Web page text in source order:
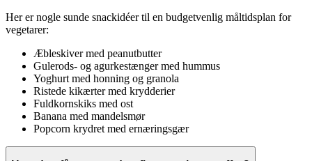
Her er nogle sunde snackidéer til en budgetvenlig måltidsplan for
vegetarer:
Æbleskiver med peanutbutter
Gulerods- og agurkestænger med hummus
Yoghurt med honning og granola
Ristede kikærter med krydderier
Fuldkornskiks med ost
Banana med mandelsmør
Popcorn krydret med ernæringsgær